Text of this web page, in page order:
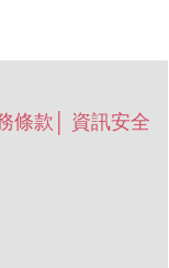
條款
資訊安全